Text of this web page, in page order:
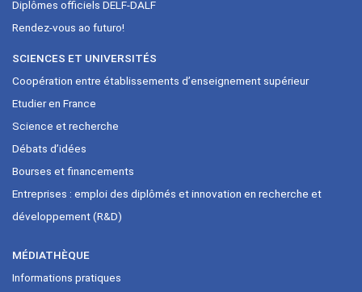
Diplômes officiels DELF-DALF
Rendez-vous ao futuro!
SCIENCES ET UNIVERSITÉS
Coopération entre établissements d’enseignement supérieur
Etudier en France
Science et recherche
Débats d’idées
Bourses et financements
Entreprises : emploi des diplômés et innovation en recherche et
développement (R&D)
MÉDIATHÈQUE
Informations pratiques